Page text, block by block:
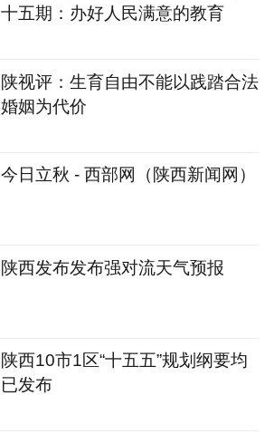
十五期：办好人民满意的教育
陕视评：生育自由不能以践踏合法
婚姻为代价
今日立秋 - 西部网（陕西新闻网）
陕西发布发布强对流天气预报
陕西10市1区“十五五”规划纲要均
已发布